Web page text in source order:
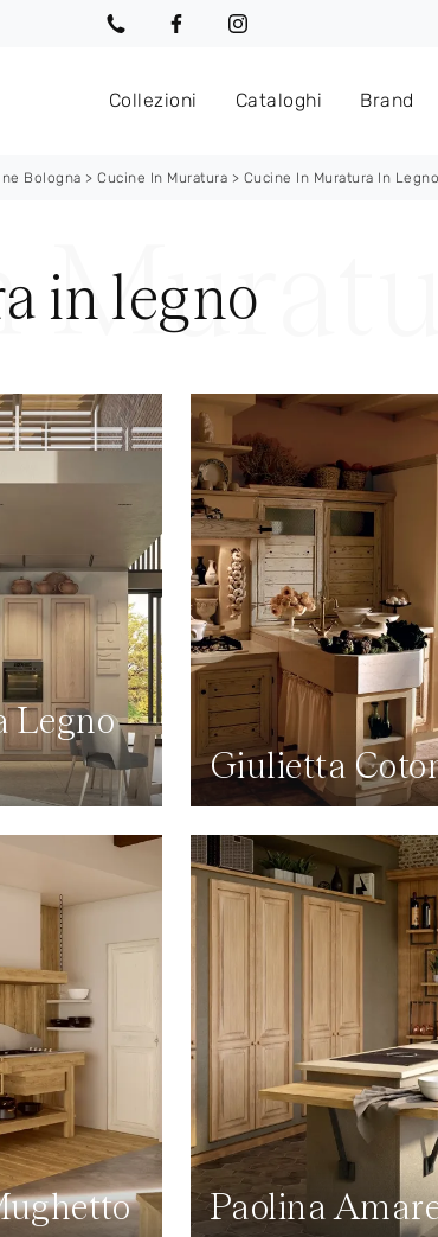
Collezioni Cataloghi Brand
Bologna > Cucine In Muratura > Cucine In Muratura In Legno
in legno
Legno
Giulietta
Paolina